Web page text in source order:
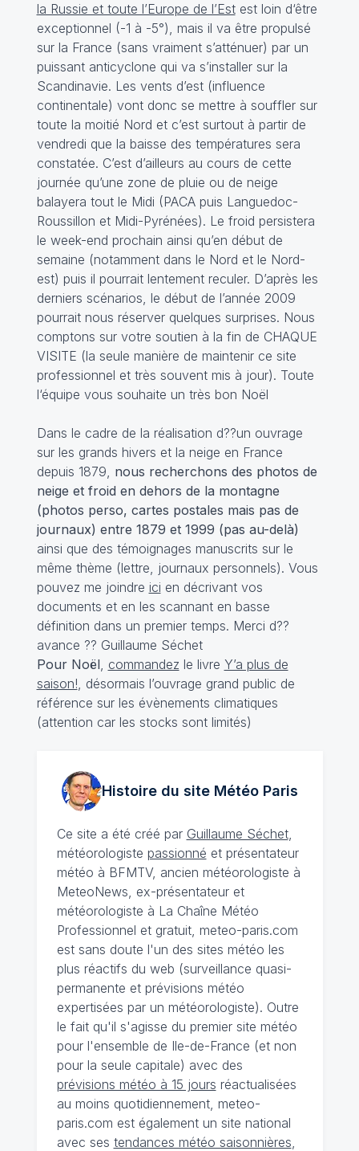
la Russie et toute l’Europe de l’Estest loin d‘être
exceptionnel (-1 à -5°), mais il va être propulsé
sur la France (sans vraiment s’atténuer) par un
puissant anticyclone qui va s’installer sur la
Scandinavie. Les vents d’est (influence
continentale) vont donc se mettre à souffler sur
toute la moitié Nord et c’est surtout à partir de
vendredi que la baisse des températures sera
constatée. C’est d’ailleurs au cours de cette
journée qu’une zone de pluie ou de neige
balayera tout le Midi (PACA puis Languedoc-
Roussillon et Midi-Pyrénées). Le froid persistera
le week-end prochain ainsi qu’en début de
semaine (notamment dans le Nord et le Nord-
est) puis il pourrait lentement reculer. D’après les
derniers scénarios, le début de l’année 2009
pourrait nous réserver quelques surprises. Nous
comptons sur votre soutien à la fin de CHAQUE
VISITE (la seule manière de maintenir ce site
professionnel et très souvent mis à jour). Toute
l‘équipe vous souhaite un très bon Noël
Dans le cadre de la réalisation d??un ouvrage
sur les grands hivers et la neige en France
depuis 1879, nous recherchons des photos de
neige et froid en dehors de la montagne
(photos perso, cartes postales mais pas de
journaux) entre 1879 et 1999 (pas au-delà)
ainsi que des témoignages manuscrits sur le
même thème (lettre, journaux personnels). Vous
pouvez me joindre ici en décrivant vos
documents et en les scannant en basse
définition dans un premier temps. Merci d??
avance ?? Guillaume Séchet
Pour Noël, commandez le livre Y’a plus de
saison!, désormais l’ouvrage grand public de
référence sur les évènements climatiques
(attention car les stocks sont limités)
Histoire du site MétéoParis
Ce site a été créé par Guillaume Séchet,
météorologiste passionné et présentateur
météo à BFMTV, ancien météorologiste à
MeteoNews, ex-présentateur et
météorologiste à La Chaîne Météo
Professionnel et gratuit, meteo-paris.com
est sans doute l'un des sites météo les
plus réactifs du web (surveillance quasi-
permanente et prévisions météo
expertisées par un météorologiste). Outre
le fait qu'il s'agisse du premier site météo
pour l'ensemble de Ile-de-France (et non
pour la seule capitale) avec des
prévisions météo à 15 jours réactualisées
au moins quotidiennement, meteo-
paris.com est également un site national
avec ses tendances météo saisonnières,